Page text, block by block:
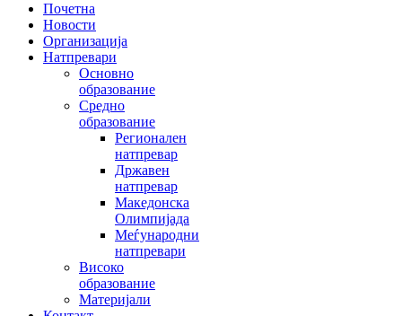
Почетна
Новости
Организација
Натпревари
Основно
образование
Средно
образование
Регионален
натпревар
Државен
натпревар
Македонска
Олимпијада
Меѓународни
натпревари
Високо
образование
Материјали